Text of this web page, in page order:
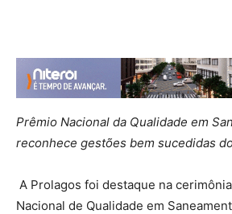
Prêmio Nacional da Qualidade em
reconhece gestões bem sucedidas
A Prolagos foi destaque na
Nacional de Qualidade em